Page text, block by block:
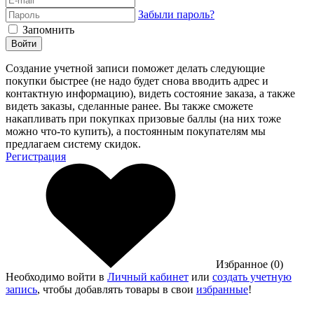
Забыли пароль?
Запомнить
Войти
Создание учетной записи поможет делать следующие
покупки быстрее (не надо будет снова вводить адрес и
контактную информацию), видеть состояние заказа, а также
видеть заказы, сделанные ранее. Вы также сможете
накапливать при покупках призовые баллы (на них тоже
можно что-то купить), а постоянным покупателям мы
предлагаем систему скидок.
Регистрация
Избранное (0)
Необходимо войти в Личный кабинет или создать учетную
запись, чтобы добавлять товары в свои избранные!